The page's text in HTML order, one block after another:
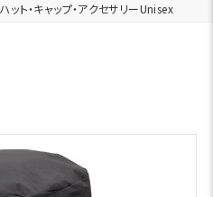
ハット・キャップ・アクセサリーUnisex